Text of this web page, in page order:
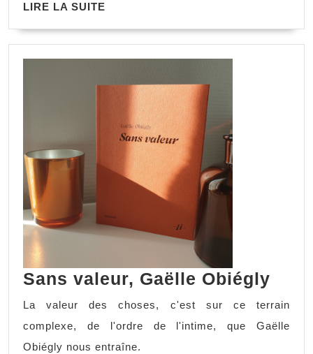
LIRE LA SUITE
Sans valeur, Gaëlle Obiégly
La valeur des choses, c'est sur ce terrain
complexe, de l'ordre de l'intime, que Gaëlle
Obiégly nous entraîne.